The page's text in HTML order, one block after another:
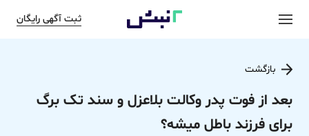
ثبت آگهی رایگان
بازگشت
بعد از فوت پدر وکالت بلاعزل و سند تک برگ
برای فرزند باطل میشه؟